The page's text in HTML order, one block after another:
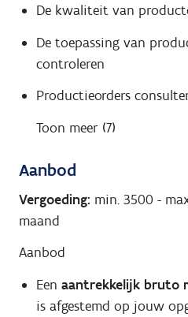
De kwaliteit van
De toepassing van
controleren
Productieorders
Toon meer (7)
Aanbod
Vergoeding: min. 3500 -
maand
Aanbod
Een aantrekkelijk bruto
is afgestemd op jouw